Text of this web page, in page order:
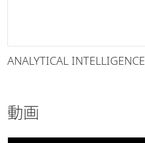
ANALYTICAL INTELLIGENCE
動画